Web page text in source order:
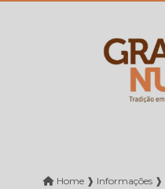
Home ❱ Informações ❱